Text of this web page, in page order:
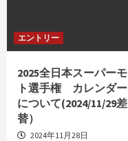
エントリー
2025全日本スーパーモ
ト選手権 カレンダー
について(2024/11/29差
替）
2024年11月28日